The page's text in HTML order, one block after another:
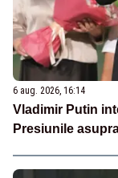
6 aug. 2026, 16:14
Vladimir Putin
Presiunile